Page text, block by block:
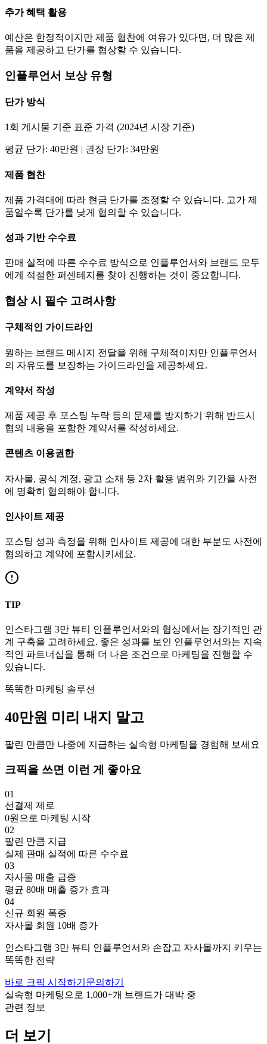
추가 혜택 활용
예산은 한정적이지만 제품 협찬에 여유가 있다면, 더 많은 제
품을 제공하고 단가를 협상할 수 있습니다.
인플루언서 보상 유형
단가방식
1회 게시물 기준 표준 가격 (2024년 시장 기준)
평균 단가: 40만원 | 권장 단가: 34만원
제품 협찬
제품 가격대에 따라 현금 단가를 조정할 수 있습니다. 고가 제
품일수록 단가를 낮게 협의할 수 있습니다.
성과 기반 수수료
판매 실적에 따른 수수료 방식으로 인플루언서와 브랜드 모두
에게 적절한 퍼센테지를 찾아 진행하는 것이 중요합니다.
협상 시 필수 고려사항
구체적인 가이드라인
원하는 브랜드 메시지 전달을 위해 구체적이지만 인플루언서
의 자유도를 보장하는 가이드라인을 제공하세요.
계약서 작성
제품 제공 후 포스팅 누락 등의 문제를 방지하기 위해 반드시
협의 내용을 포함한 계약서를 작성하세요.
콘텐츠 이용권한
자사몰, 공식 계정, 광고 소재 등 2차 활용 범위와 기간을 사전
에 명확히 협의해야 합니다.
인사이트 제공
포스팅 성과 측정을 위해 인사이트 제공에 대한 부분도 사전에
협의하고 계약에 포함시키세요.
TIP
인스타그램 3만 뷰티 인플루언서와의 협상에서는 장기적인 관
계 구축을 고려하세요. 좋은 성과를 보인 인플루언서와는 지속
적인 파트너십을 통해 더 나은 조건으로 마케팅을 진행할 수
있습니다.
똑똑한 마케팅 솔루션
40만원 미리 내지 말고
팔린 만큼만 나중에 지급하는 실속형 마케팅을 경험해 보세요
크픽을 쓰면 이런 게 좋아요
01
선결제 제로
0원으로 마케팅 시작
02
팔린 만큼 지급
실제 판매 실적에 따른 수수료
03
자사몰 매출 급증
평균 80배 매출 증가 효과
04
신규 회원 폭증
자사몰 회원 10배 증가
인스타그램 3만 뷰티 인플루언서와 손잡고 자사몰까지 키우는
똑똑한 전략
바로 크픽 시작하기 문의하기
실속형 마케팅으로 1,000+개 브랜드가 대박 중
관련 정보
더 보기